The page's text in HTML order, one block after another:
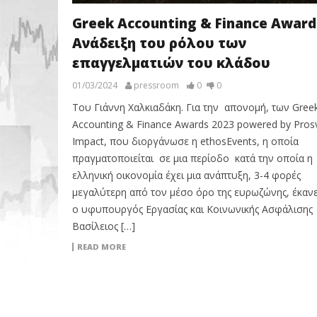
Greek Accounting & Finance
Ανάδειξη του ρόλου των
επαγγελματιών του κλάδου
01/03/2024 pressroom 0 0
Του Γιάννη Χαλκιαδάκη. Για την απονομή, των
Accounting & Finance Awards 2023 powered by
Impact, που διοργάνωσε η ethosEvents, η οποία
πραγματοποιείται σε μια περίοδο κατά την οποία η
ελληνική οικονομία έχει μια ανάπτυξη, 3-4 φορές
μεγαλύτερη από τον μέσο όρο της ευρωζώνης,
ο υφυπουργός Εργασίας και Κοινωνικής Ασφάλισης
Βασίλειος […]
READ MORE